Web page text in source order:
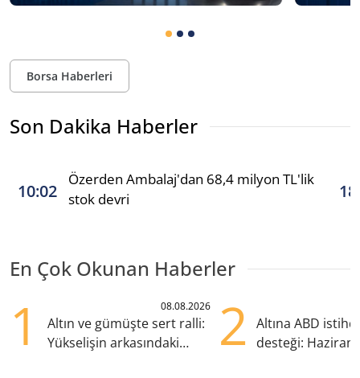
Borsa Haberleri
Son Dakika Haberler
10:02
Özerden Ambalaj'dan 68,4 milyon TL'lik
stok devri
En Çok Okunan Haberler
1 08.08.2026
Altın ve gümüşte sert ralli:
Yükselişin arkasındaki
2
Altına ABD
desteği: